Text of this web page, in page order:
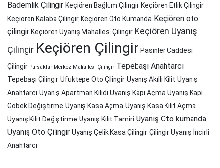
Bademlik Çilingir Keçiören Bağlum Çilingir Keçiören Etlik Çilingir
Keçiören Kalaba Çilingir Keçiören Oto Kumanda Keçiören oto
çilingir Keçiören Uyanış Mahallesi Çilingir Keçiören Uyanış
Çilingir Keçiören Çilingir Pasinler Caddesi
Çilingir Pursaklar Merkez Mahallesi Çilingir Tepebaşı Anahtarcı
Tepebaşı Çilingir Ufuktepe Oto Çilingir Uyanış Akıllı Kilit Uyanış
Anahtarcı Uyanış Apartman Kilidi Uyanış Kapı Açma Uyanış Kapı
Göbek Değiştirme Uyanış Kasa Açma Uyanış Kasa Kilit Açma
Uyanış Kilit Değiştirme Uyanış Kilit Tamiri Uyanış Oto kumanda
Uyanış Oto Çilingir Uyanış Çelik Kasa Çilingir Çilingir Uyanış İncirli
Anahtarcı